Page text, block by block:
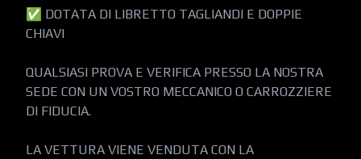
✅ DOTATA DI LIBRETTO TAGLIANDI E DOPPIE
CHIAVI
QUALSIASI PROVA E VERIFICA PRESSO LA NOSTRA
SEDE CON UN VOSTRO MECCANICO O CARROZZIERE
DI FIDUCIA.
LA VETTURA VIENE VENDUTA CON LA